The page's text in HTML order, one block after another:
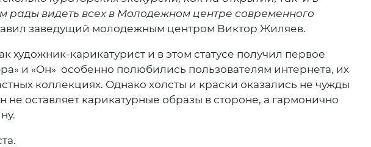
рады видеть всех в Молодежном центре современного
заведущий молодежным центром Виктор Жиляев.
художник-карикатурист и в этом статусе получил первое
и «Он» особенно полюбились пользователям интернета, их
коллекциях. Однако холсты и краски оказались не чужды
оставляет карикатурные образы в стороне, а гармонично